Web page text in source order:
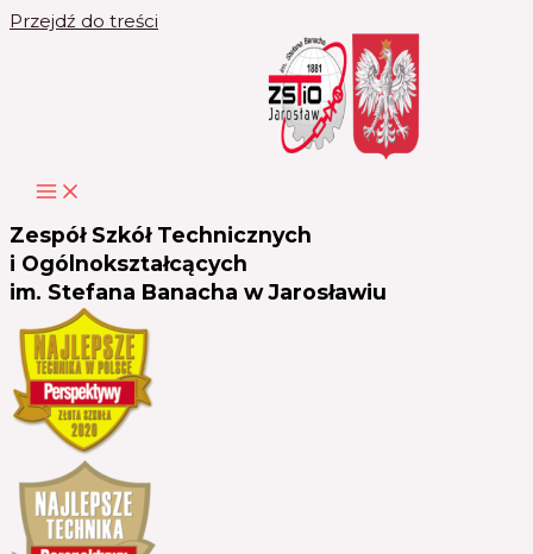
Przejdź do treści
Zespół Szkół Technicznych
i Ogólnokształcących
im. Stefana Banacha w Jarosławiu